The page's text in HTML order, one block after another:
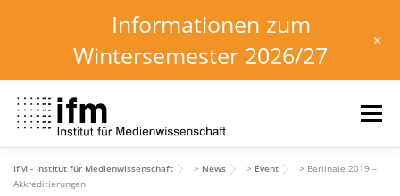
content
Menu
HOME
IfM - Institut für Medienwissenschaft > News > Event > Berlinale 2019 –
Akkreditierungen
Informationen zum
Wintersemester 2026/27
+